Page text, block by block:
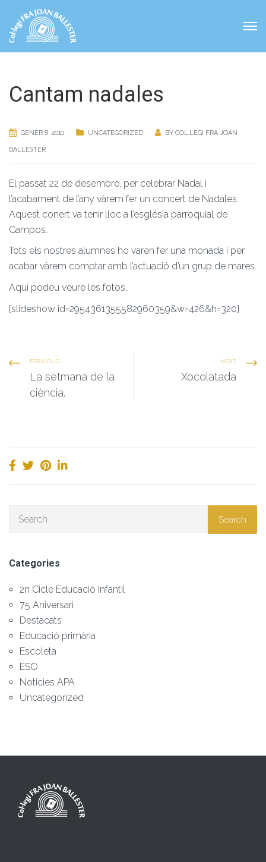
Cantam nadales
GENER 8, 2010 UNCATEGORIZED BY COL.LEGI FRA JOAN
BALLESTER
El passat 22 de desembre, per celebrar Nadal i
l’acabament de l’any vàrem fer un concert de Nadales.
Aquest conert va tenir lloc a l’església parroquial de
Campos.
Tots els nostres alumnes ho varen fer una monada i per
acabar vàrem comptar amb l’actuació d’un grup de mares.
Aquí podeu veure les fotos.
[slideshow id=2954361355582960359&w=426&h=320]
PREVIOUS
La setmana de la
ciència.
NEXT
Xocolatada
Search
Categories
2n Cicle Educació Infantil
75 Aniversari
Destacats
Educació primària
Escoleta
ESO
Noticies APA
Uncategorized